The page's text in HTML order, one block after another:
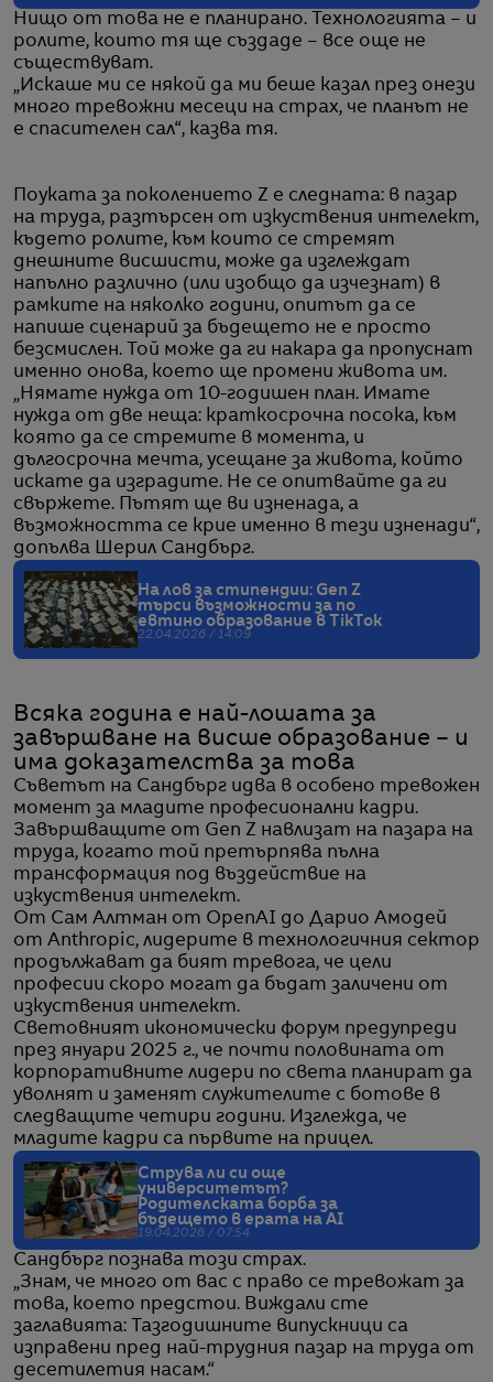
Нищо от това не е планирано. Технологията – и
ролите, които тя ще създаде – все още не
съществуват.
„Искаше ми се някой да ми беше казал през онези
много тревожни месеци на страх, че планът не
е спасителен сал“, казва тя.
Поуката за поколението Z е следната: в пазар
на труда, разтърсен от изкуствения интелект,
където ролите, към които се стремят
днешните висшисти, може да изглеждат
напълно различно (или изобщо да изчезнат) в
рамките на няколко години, опитът да се
напише сценарий за бъдещето не е просто
безсмислен. Той може да ги накара да пропуснат
именно онова, което ще промени живота им.
„Нямате нужда от 10-годишен план. Имате
нужда от две неща: краткосрочна посока, към
която да се стремите в момента, и
дългосрочна мечта, усещане за живота, който
искате да изградите. Не се опитвайте да ги
свържете. Пътят ще ви изненада, а
възможността се крие именно в тези изненади“,
допълва Шерил Сандбърг.
На лов за стипендии: Gen Z
търси възможности за по
евтино образование в TikTok
22.04.2026 / 14:09
Всяка година е най-лошата за
завършване на висше образование – и
има доказателства за това
Съветът на Сандбърг идва в особено тревожен
момент за младите професионални кадри.
Завършващите от Gen Z навлизат на пазара на
труда, когато той претърпява пълна
трансформация под въздействие на
изкуствения интелект.
От Сам Алтман от OpenAI до Дарио Амодей
от Anthropic, лидерите в технологичния сектор
продължават да бият тревога, че цели
професии скоро могат да бъдат заличени от
изкуствения интелект.
Световният икономически форум предупреди
през януари 2025 г., че почти половината от
корпоративните лидери по света планират да
уволнят и заменят служителите с ботове в
следващите четири години. Изглежда, че
младите кадри са първите на прицел.
Струва ли си още
университетът?
Родителската борба за
бъдещето в ерата на AI
19.04.2026 / 07:54
Сандбърг познава този страх.
„Знам, че много от вас с право се тревожат за
това, което предстои. Виждали сте
заглавията: Тазгодишните випускници са
изправени пред най-трудния пазар на труда от
десетилетия насам.“